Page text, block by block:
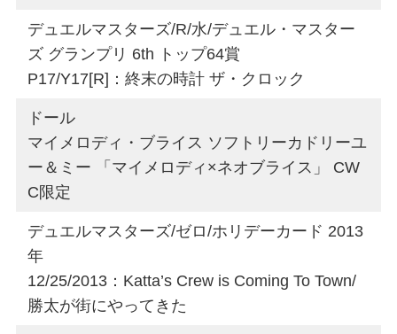
デュエルマスターズ/R/水/デュエル・マスター
ズ グランプリ 6th トップ64賞
P17/Y17[R]：終末の時計 ザ・クロック
ドール
マイメロディ・ブライス ソフトリーカドリーユ
ー＆ミー 「マイメロディ×ネオブライス」 CW
C限定
デュエルマスターズ/ゼロ/ホリデーカード 2013
年
12/25/2013：Katta’s Crew is Coming To Town/
勝太が街にやってきた